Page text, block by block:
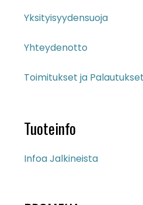
Yksityisyydensuoja
Yhteydenotto
Toimitukset ja Palautukset
Tuoteinfo
Infoa Jalkineista